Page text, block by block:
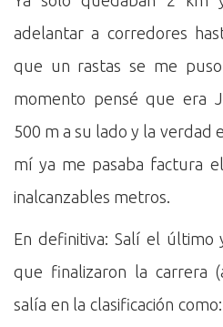
adelantar a corredores
que un rastas se me
momento pensé que era
500 m a su lado y la verdad
mí ya me pasaba factura
inalcanzables metros.
En definitiva: Salí el
que finalizaron la carrera
salía en la clasificación